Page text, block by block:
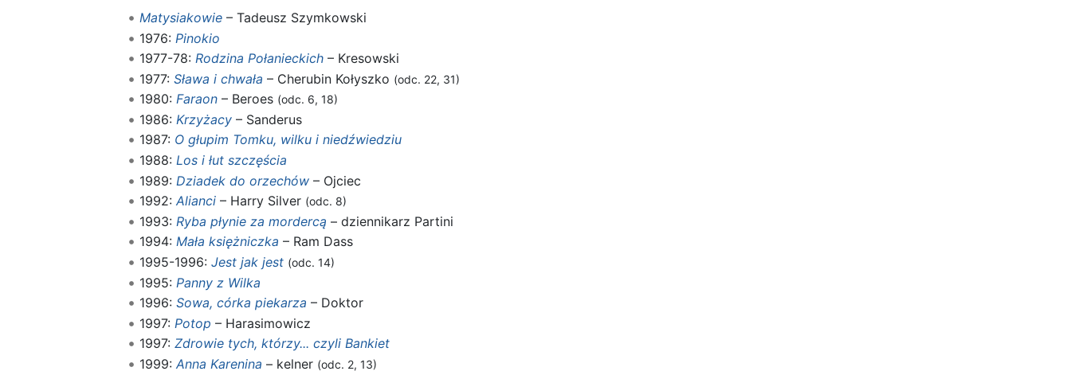
Matysiakowie– Tadeusz Szymkowski
1976: Pinokio
1977-78: Rodzina Połanieckich– Kresowski
1977: Sława i chwała – Cherubin Kołyszko (odc. 22, 31)
1980: Faraon– Beroes (odc. 6, 18)
1986: Krzyżacy– Sanderus
1987: O głupim Tomku, wilku i niedźwiedziu
1988: Los i łut szczęścia
1989: Dziadek do orzechów– Ojciec
1992: Alianci– Harry Silver (odc. 8)
1993: Ryba płynie za mordercą – dziennikarz Partini
1994: Mała księżniczka – Ram Dass
1995-1996: Jest jak jest (odc. 14)
1995: Panny z Wilka
1996: Sowa, córka piekarza – Doktor
1997: Potop – Harasimowicz
1997: Zdrowie tych, którzy... czyli Bankiet
1999: Anna Karenina – kelner (odc. 2, 13)